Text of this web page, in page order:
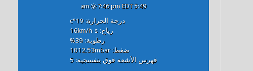
5:49 am
7:46 pm EDT
درجة الحرارة: 19
°c
رياح: 16 km/h s
رطوبة: 39
%
ضغط: 1012.53mbar
فهرس الأشعة فوق بنفسجية: 5